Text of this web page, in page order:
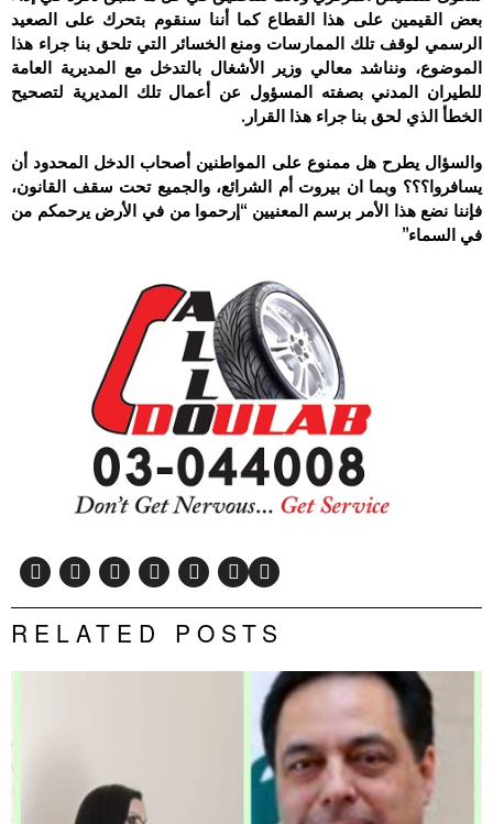
بعض القيمين على هذا القطاع كما أننا سنقوم بتحرك على الصعيد
الرسمي لوقف تلك الممارسات ومنع الخسائر التي تلحق بنا جراء هذا
الموضوع، ونناشد معالي وزير الأشغال بالتدخل مع المديرية العامة
للطيران المدني بصفته المسؤول عن أعمال تلك المديرية لتصحيح
الخطأ الذي لحق بنا جراء هذا القرار.
والسؤال يطرح هل ممنوع على المواطنين أصحاب الدخل المحدود أن
يسافروا؟؟؟ وبما ان بيروت أم الشرائع، والجميع تحت سقف القانون،
فإننا نضع هذا الأمر برسم المعنيين “إرحموا من في الأرض يرحمكم من
في السماء”
RELATED POSTS